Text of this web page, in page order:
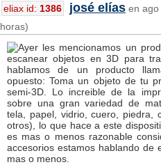
eliax id: 1386 josé elías en ago
horas)
Ayer les mencionamos un
escanear objetos en 3D para
hablamos de un producto
opuesto: Toma un objeto de tu
semi-3D. Lo increible de la
sobre una gran variedad de
tela, papel, vidrio, cuero, piedra,
otros), lo que hace a este
es mas o menos razonable
accesorios estamos hablando de
mas o menos.